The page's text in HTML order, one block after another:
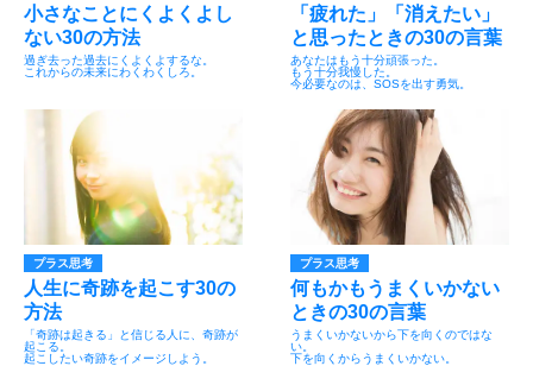
小さなことにくよくよし
ない30の方法
過ぎ去った過去にくよくよするな。
これからの未来にわくわくしろ。
「疲れた」「消えたい」
と思ったときの30の言葉
あなたはもう十分頑張った。
もう十分我慢した。
今必要なのは、SOSを出す勇気。
プラス思考
人生に奇跡を起こす30の
方法
「奇跡は起きる」と信じる人に、奇跡が
起こる。
起こしたい奇跡をイメージしよう。
プラス思考
何もかもうまくいかない
ときの30の言葉
うまくいかないから下を向くのではな
い。
下を向くからうまくいかない。